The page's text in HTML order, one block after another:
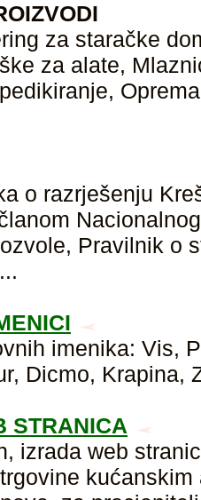
za staračke
za alate,
o razrješenju
Pravilnik o
...
imenika: Vis,
Dicmo, Krapina,
STRANICA
izrada web